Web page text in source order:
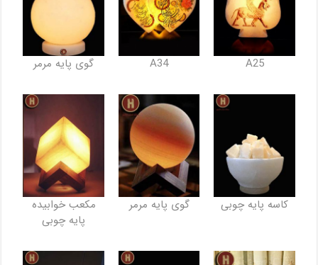
A25
A34 گوی پایه مرمر
کاسه پایه چوبی گوی پایه مرمر
مکعب خوابیده
پایه چوبی